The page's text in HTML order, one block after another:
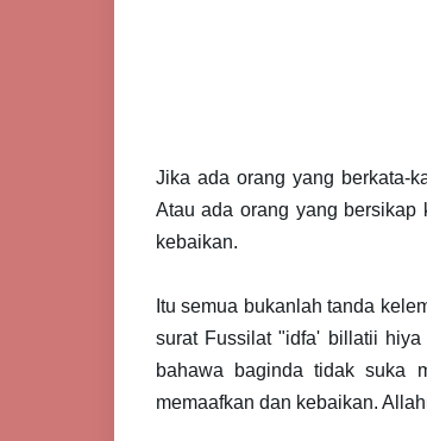
Jika ada orang yang berkata-
Atau ada orang yang
kebaikan.
Itu semua bukanlah tanda
surat Fussilat "idfa' billatii
bahawa baginda tidak suka
memaafkan dan kebaikan.